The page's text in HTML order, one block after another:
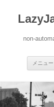
non-
メニュー